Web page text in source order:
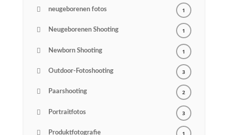
neugeborenen fotos 1
Neugeborenen Shooting 1
Newborn Shooting 1
Outdoor-Fotoshooting 3
Paarshooting 2
Portraitfotos 3
Produktfotografie 1